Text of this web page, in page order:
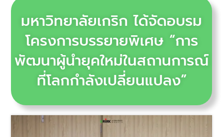
มหาวิทยาลัยเกริก ได้จัดอบรม
โครงการบรรยายพิเศษ “การ
พัฒนาผู้นำยุคใหม่ในสถานการณ์
ที่โลกกำลังเปลี่ยนแปลง”